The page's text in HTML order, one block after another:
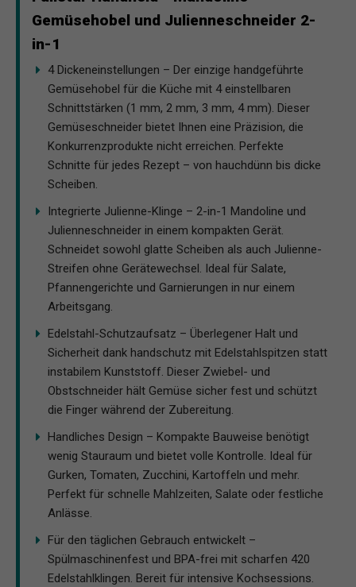
Gemüsehobel und Julienneschneider 2-
in-1
4 Dickeneinstellungen – Der einzige handgeführte
Gemüsehobel für die Küche mit 4 einstellbaren
Schnittstärken (1 mm, 2 mm, 3 mm, 4 mm). Dieser
Gemüseschneider bietet Ihnen eine Präzision, die
Konkurrenzprodukte nicht erreichen. Perfekte
Schnitte für jedes Rezept – von hauchdünn bis dicke
Scheiben.
Integrierte Julienne-Klinge – 2-in-1 Mandoline und
Julienneschneider in einem kompakten Gerät.
Schneidet sowohl glatte Scheiben als auch Julienne-
Streifen ohne Gerätewechsel. Ideal für Salate,
Pfannengerichte und Garnierungen in nur einem
Arbeitsgang.
Edelstahl-Schutzaufsatz – Überlegener Halt und
Sicherheit dank handschutz mit Edelstahlspitzen statt
instabilem Kunststoff. Dieser Zwiebel- und
Obstschneider hält Gemüse sicher fest und schützt
die Finger während der Zubereitung.
Handliches Design – Kompakte Bauweise benötigt
wenig Stauraum und bietet volle Kontrolle. Ideal für
Gurken, Tomaten, Zucchini, Kartoffeln und mehr.
Perfekt für schnelle Mahlzeiten, Salate oder festliche
Anlässe.
Für den täglichen Gebrauch entwickelt –
Spülmaschinenfest und BPA-frei mit scharfen 420
Edelstahlklingen. Bereit für intensive Kochsessions.